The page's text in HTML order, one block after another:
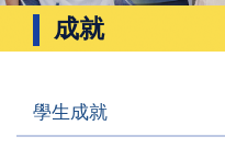
成就
學生成就